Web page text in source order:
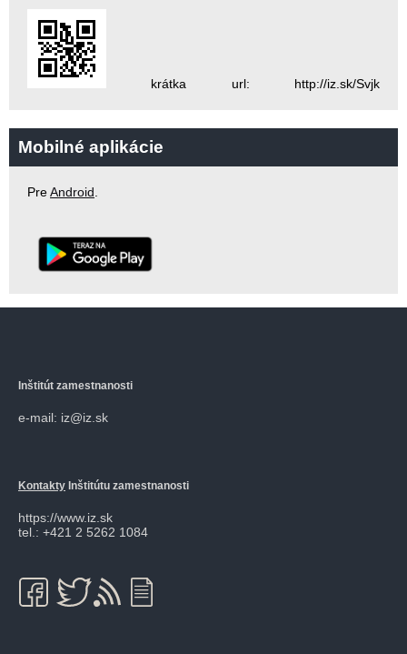
krátka url: http://iz.sk/Svjk
Mobilné aplikácie
PreAndroid.
Inštitút zamestnanosti
e-mail: iz@iz.sk
Kontakty Inštitútu zamestnanosti
https://www.iz.sk
tel.: +421 2 5262 1084